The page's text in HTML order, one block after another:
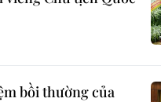
bồi thường của